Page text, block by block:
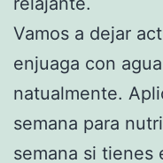
Vamos a dejar
enjuaga con
natualmente.
semana para
semana si tienes